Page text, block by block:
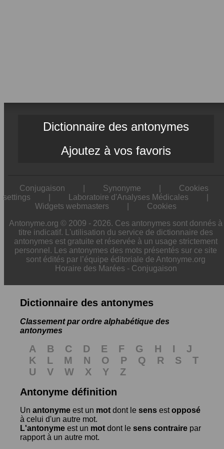
Dictionnaire des antonymes
Ajoutez à vos favoris
Conjugaison Synonyme
Cookies
settings
Laboratoire d'Analyses Médicales
Widgets webmasters
Cookies
Antonyme.org © 2009 - 2026. Ces antonymes sont donnés à
titre indicatif. L'utilisation du service de dictionnaire des
antonymes est gratuite et réservée à un usage strictement
personnel. Les antonymes des mots présentés sur ce site
sont édités par l’équipe éditoriale de Antonyme.org
Horaire des Marées - Conjugaison
Dictionnaire des antonymes
Classement par ordre alphabétique des
antonymes
A B C D E F G H I
J
K
L M N O P Q R S
T
U
V W X Y
Z
Antonyme définition
Un antonyme est un mot dont le sens estopposé
à celui d'un autre mot.
L'antonyme est un mot dont le sens contraire par
rapport à un autre mot.